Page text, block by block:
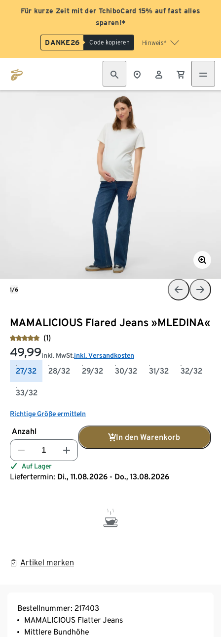
Für kurze Zeit mit der TchiboCard 15% auf fast alles
sparen!*
DANKE26 Code kopieren Hinweis*
MAMALICIOUS Flared Jeans »MLEDINA«
(1)
49,99inkl. MwSt.inkl. Versandkosten
27/32 28/32 29/32 30/32 31/32 32/32
33/32
Richtige Größe ermitteln
Anzahl
In den Warenkorb
Auf Lager
Liefertermin: Di., 11.08.2026 - Do., 13.08.2026
Artikel merken
1/6
Bestellnummer: 217403
MAMALICIOUS Flatter Jeans
Mittlere Bundhöhe